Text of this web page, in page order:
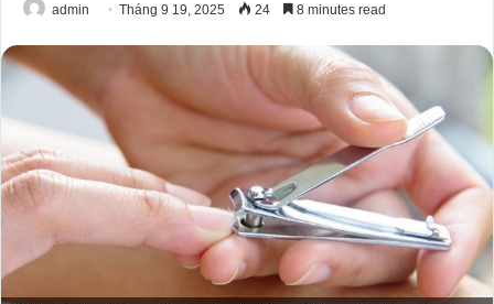
admin Tháng 9 19, 2025 24 8 minutes read